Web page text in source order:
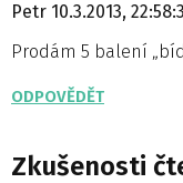
Petr 10.3.2013,
Prodám 5 balení
ODPOVĚDĚT
Zkušenosti